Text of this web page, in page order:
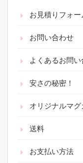
お見積りフォー
お問い合わせ
よくあるお問
安さの秘密！
オリジナルマ
送料
お支払い方法